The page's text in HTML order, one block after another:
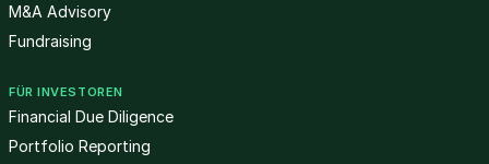
M&A Advisory
Fundraising
FÜR INVESTOREN
Financial Due Diligence
Portfolio Reporting